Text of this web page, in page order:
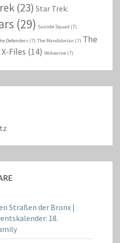
(23) Star Trek:
(29) Suicide Squad (7)
Defenders (7) The Mandalorian (7) The
Files (14) Wolverine (7)
Straßen der Bronx |
18.